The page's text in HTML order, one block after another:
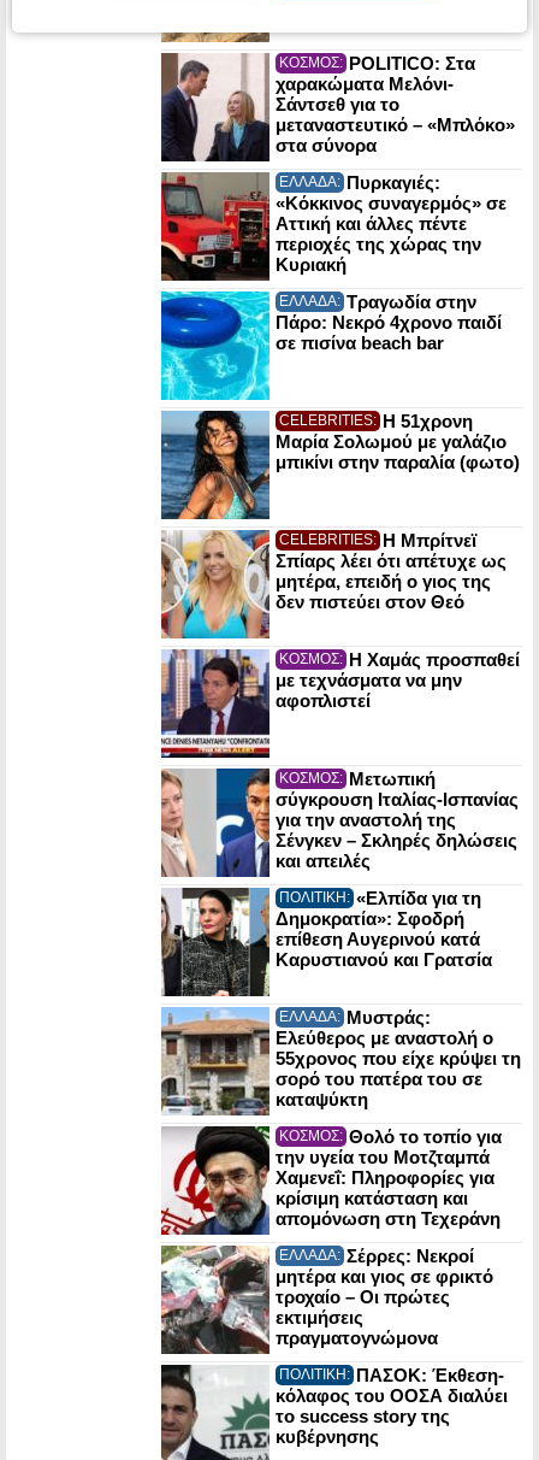
ΚΟΣΜΟΣ: POLITICO: Στα
χαρακώματα Μελόνι-
Σάντσεθ για το
μεταναστευτικό – «Μπλόκο»
στα σύνορα
ΕΛΛΑΔΑ: Πυρκαγιές:
«Κόκκινος συναγερμός» σε
Αττική και άλλες πέντε
περιοχές της χώρας την
Κυριακή
ΕΛΛΑΔΑ: Τραγωδία στην
Πάρο: Νεκρό 4χρονο παιδί
σε πισίνα beach bar
CELEBRITIES: Η 51χρονη
Μαρία Σολωμού με γαλάζιο
μπικίνι στην παραλία (φωτο)
CELEBRITIES: Η Μπρίτνεϊ
Σπίαρς λέει ότι απέτυχε ως
μητέρα, επειδή ο γιος της
δεν πιστεύει στον Θεό
ΚΟΣΜΟΣ: Η Χαμάς προσπαθεί
με τεχνάσματα να μην
αφοπλιστεί
ΚΟΣΜΟΣ: Μετωπική
σύγκρουση Ιταλίας-Ισπανίας
για την αναστολή της
Σένγκεν – Σκληρές δηλώσεις
και απειλές
ΠΟΛΙΤΙΚΗ: «Ελπίδα για τη
Δημοκρατία»: Σφοδρή
επίθεση Αυγερινού κατά
Καρυστιανού και Γρατσία
ΕΛΛΑΔΑ: Μυστράς:
Ελεύθερος με αναστολή ο
55χρονος που είχε κρύψει τη
σορό του πατέρα του σε
καταψύκτη
ΚΟΣΜΟΣ: Θολό το τοπίο για
την υγεία του Μοτζταμπά
Χαμενεΐ: Πληροφορίες για
κρίσιμη κατάσταση και
απομόνωση στη Τεχεράνη
ΕΛΛΑΔΑ: Σέρρες: Νεκροί
μητέρα και γιος σε φρικτό
τροχαίο – Οι πρώτες
εκτιμήσεις
πραγματογνώμονα
ΠΟΛΙΤΙΚΗ: ΠΑΣΟΚ: Έκθεση-
κόλαφος του ΟΟΣΑ διαλύει
το success story της
κυβέρνησης